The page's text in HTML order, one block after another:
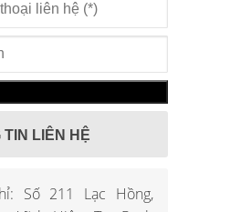
TIN LIÊN HỆ
Số 211 Lạc Hồng,